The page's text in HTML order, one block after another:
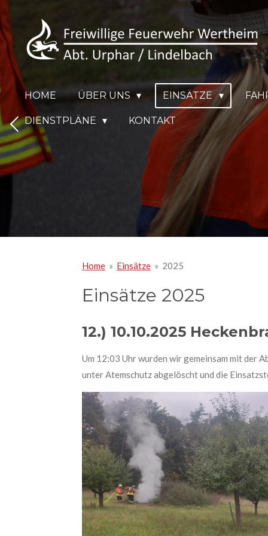
Hauptinhalt
springen
HOME ÜBER UNS EINSÄTZE
DIENSTPLÄNE KONTAKT
Home » Einsätze » 2025
Einsätze 2025
12.) 10.10.2025
Um 12:03 Uhr wurden wir gemeinsam mit der
unter Atemschutz abgelöscht und die